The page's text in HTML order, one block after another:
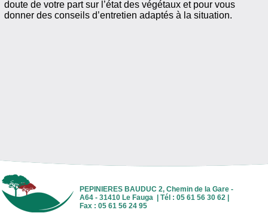
doute de votre part sur l’état des végétaux et pour vous
donner des conseils d’entretien adaptés à la situation.
PEPINIERES BAUDUC 2, Chemin de la Gare -
A64 - 31410 Le Fauga | Tél : 05 61 56 30 62 |
Fax : 05 61 56 24 95